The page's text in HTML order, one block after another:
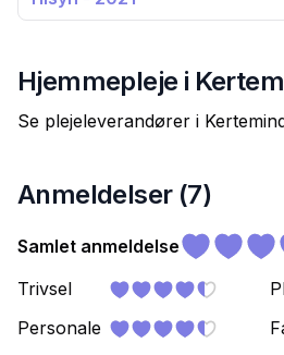
Hjemmepleje i
Se plejeleverandører i
Anmeldelser (7)
Samlet anmeldelse
Trivsel
Personale